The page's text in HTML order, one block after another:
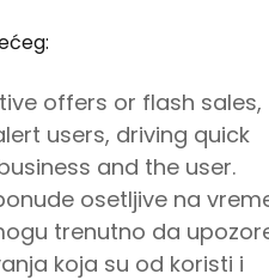
offers or flash sales,
users, driving quick
and the user.
osetljive na
trenutno da
koja su od koristi i